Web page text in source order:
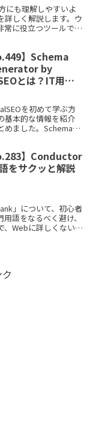
にも理解しやすいよ
詳しく解説します。ウ
常に役立つツールで
】Schema
by
とは？IT用語
を初めて学ぶ方
基本的な情報を紹介
めました。Schema
】Conductor
をサクッと解説
」について、初心者
語をなるべく避け、
、Webに詳しくない方